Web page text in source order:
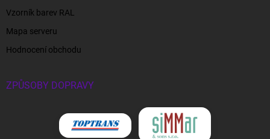
Vzorník barev RAL
Mapa serveru
Hodnocení obchodu
ZPŮSOBY DOPRAVY